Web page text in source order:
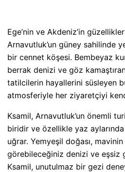
Ege’nin ve Akdeniz’in
Arnavutluk’un güney sahilinde
bir cennet köşesi. Bembeyaz
berrak denizi ve göz
tatilcilerin hayallerini süsleyen
atmosferiyle her ziyaretçiyi
Ksamil, Arnavutluk’un önemli
biridir ve özellikle yaz aylarında
uğrar. Yemyeşil doğası,
görebileceğiniz denizi ve eşsiz
Ksamil, unutulmaz bir gezi